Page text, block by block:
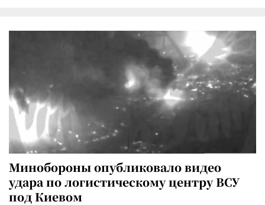
Минобороны опубликовало видео
удара по логистическому центру ВСУ
под Киевом